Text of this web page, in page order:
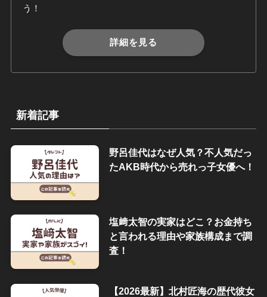
う！
詳細を見る
新着記事
野呂佳代はなぜ人気？不人気だっ
たAKB時代から売れっ子女優へ！
塩﨑太智の実家はどこ？お金持ち
と言われる理由や家族構成まで調
査！
【2026最新】北村匠海の歴代彼女